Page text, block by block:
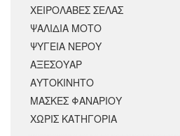
ΧΕΙΡΟΛΑΒΕΣ ΣΕΛΑΣ
ΨΑΛΙΔΙΑ ΜΟΤΟ
ΨΥΓΕΙΑ ΝΕΡΟΥ
ΑΞΕΣΟΥΆΡ
ΑΥΤΟΚΙΝΗΤΟ
ΜΑΣΚΕΣ ΦΑΝΑΡΙΟΥ
ΧΩΡΊΣ ΚΑΤΗΓΟΡΊΑ